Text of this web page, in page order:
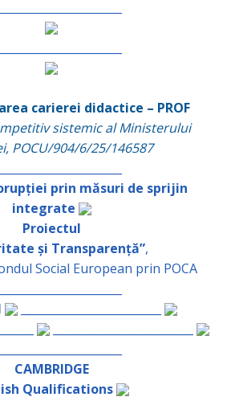
carierei didactice – PROF
sistemic al Ministerului
POCU/904/6/25/146587
prin măsuri de sprijin
integrate
Proiectul
și Transparență”,
Social European prin POCA
CAMBRIDGE
Qualifications